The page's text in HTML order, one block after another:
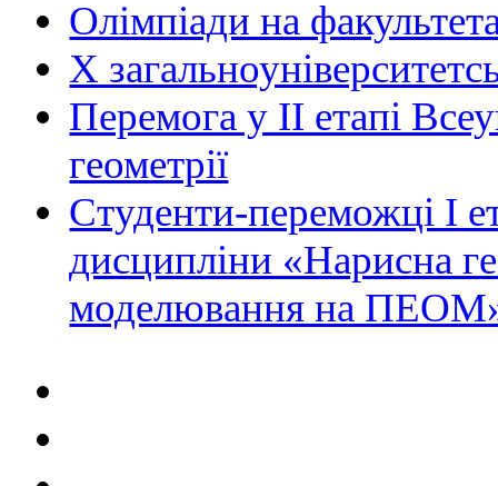
Олімпіади на
Х
Перемога у ІІ етапі
геометрії
Студенти-переможці І
дисципліни «Нарисна
моделювання на